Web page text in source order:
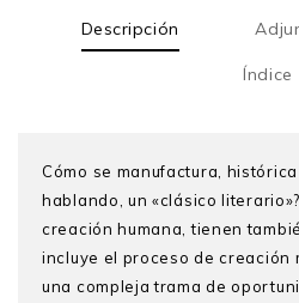
Descripción
Índice
Cómo se manufactura,
hablando, un «clásico
creación humana, tienen
incluye el proceso de creación
una compleja trama de